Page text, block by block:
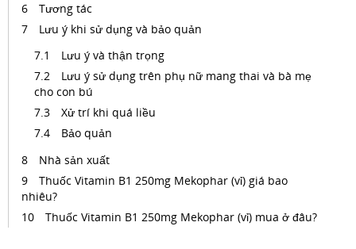
Tương tác
Lưu ý khi sử dụng và bảo quản
Lưu ý và thận trọng
Lưu ý sử dụng trên phụ nữ mang thai và bà mẹ
cho con bú
Xử trí khi quá liều
Bảo quản
Nhà sản xuất
Thuốc Vitamin B1 250mg Mekophar (vỉ) giá bao
nhiêu?
Thuốc Vitamin B1 250mg Mekophar (vỉ) mua ở đâu?